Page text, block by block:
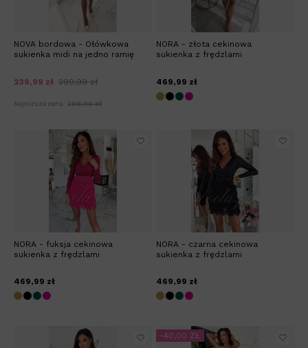
NOVA bordowa - Ołówkowa
sukienka midi na jedno ramię
239,99 zł 299,99 zł
Najniższa cena: 299,99 zł
NORA - złota cekinowa
sukienka z frędzlami
469,99 zł
NORA - fuksja cekinowa
sukienka z frędzlami
469,99 zł
NORA - czarna cekinowa
sukienka z frędzlami
469,99 zł
-40,00 ZŁ